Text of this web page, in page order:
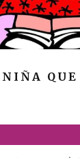
QUE